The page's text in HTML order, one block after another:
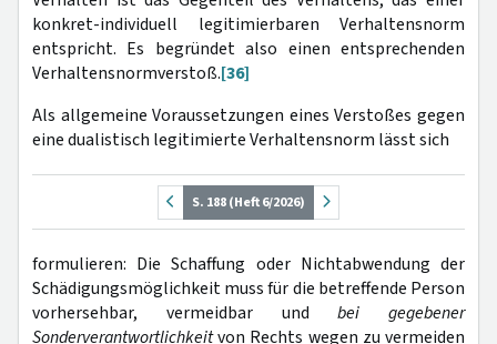
konkret-individuell legitimierbaren Verhaltensnorm
entspricht. Es begründet also einen entsprechenden
Verhaltensnormverstoß.[36]
Als allgemeine Voraussetzungen eines Verstoßes gegen
eine dualistisch legitimierte Verhaltensnorm lässt sich
S. 188 (Heft 6/2026)
formulieren: Die Schaffung oder Nichtabwendung der
Schädigungsmöglichkeit muss für die betreffende Person
vorhersehbar, vermeidbar undbei gegebener
Sonderverantwortlichkeitvon Rechts wegen zu vermeiden